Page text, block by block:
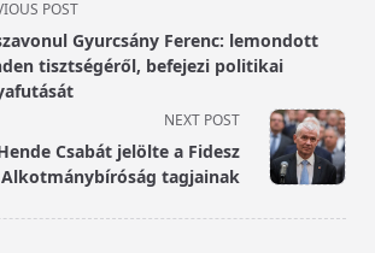
POST
Gyurcsány Ferenc: lemondott
tisztségéről, befejezi politikai
NEXT POST
Csabát jelölte a Fidesz
Alkotmánybíróság tagjainak